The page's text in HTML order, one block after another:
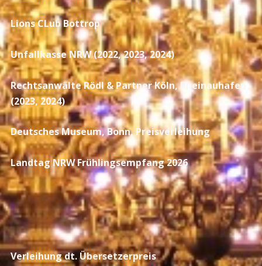
Lions CLub Bottrop
Unfallkasse NRW (2022, 2023, 2024)
Rechtsanwälte Rödl & Partner Köln,Rheinauhafen
(2023, 2024)
Deutsches Museum, Bonn, Preisverleihung
Landtag NRW Frühlingsempfang 2026
Verleihung dt. Übersetzerpreis